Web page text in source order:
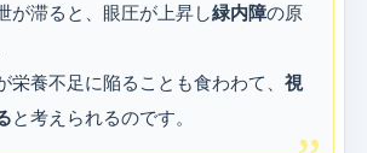
が滞ると、眼圧が上昇し緑内障の原
栄養不足に陥ることも食わわて、 視
と考えられるのです。